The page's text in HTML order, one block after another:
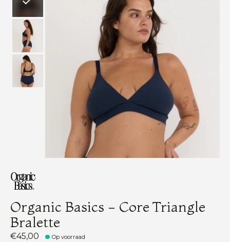
Organic Basics - Core Triangle
Bralette
€45,00 Op voorraad